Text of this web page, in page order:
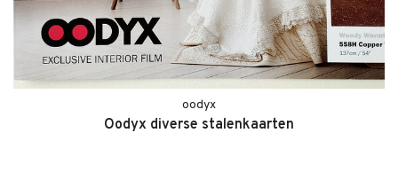
oodyx
Oodyx diverse stalenkaarten